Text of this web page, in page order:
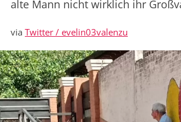
alte Mann nicht wirklich ihr
via Twitter / evelin03valenzu